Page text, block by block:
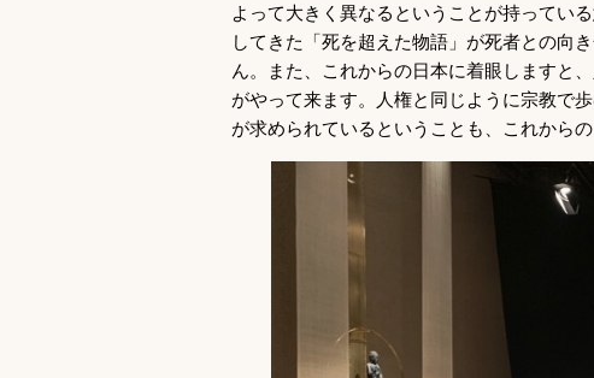
よって大きく異なるということが持ってい
してきた「死を超えた物語」が死者との向
ん。また、これからの日本に着眼しますと
がやって来ます。人権と同じように宗教で
が求められているということも、これから